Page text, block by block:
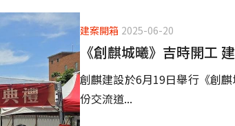
建案開箱 2025-06-20
《創麒城曦》吉時開工
創麒建設於6月19日舉行《創
份交流道...